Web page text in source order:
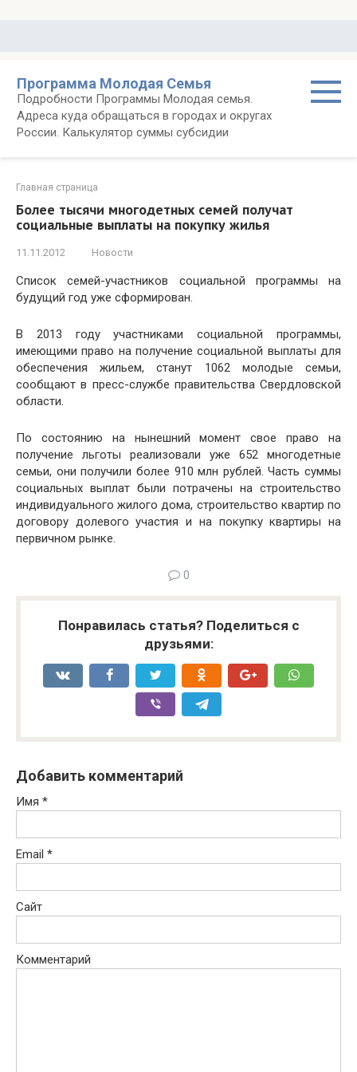
Программа Молодая Семья
Подробности Программы Молодая семья.
Адреса куда обращаться в городах и округах
России. Калькулятор суммы субсидии
Главная страница
Более тысячи многодетных семей получат
социальные выплаты на покупку жилья
11.11.2012 Новости
Список семей-участников социальной программы на
будущий год уже сформирован.
В 2013 году участниками социальной программы,
имеющими право на получение социальной выплаты для
обеспечения жильем, станут 1062 молодые семьи,
сообщают в пресс-службе правительства Свердловской
области.
По состоянию на нынешний момент свое право на
получение льготы реализовали уже 652 многодетные
семьи, они получили более 910 млн рублей. Часть суммы
социальных выплат были потрачены на строительство
индивидуального жилого дома, строительство квартир по
договору долевого участия и на покупку квартиры на
первичном рынке.
0
Понравилась статья? Поделиться с
друзьями:
Добавить комментарий
Имя *
Email *
Сайт
Комментарий